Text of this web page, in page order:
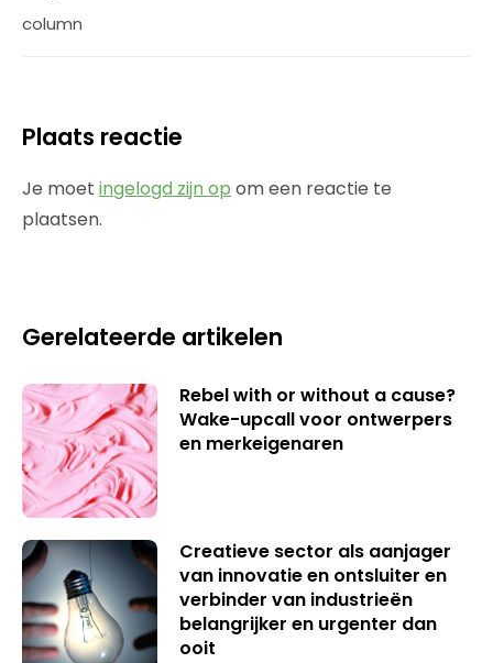
column
Plaats reactie
Je moet ingelogd zijn op om een reactie te
plaatsen.
Gerelateerde artikelen
Rebel with or without a cause?
Wake-upcall voor ontwerpers
en merkeigenaren
Creatieve sector als aanjager
van innovatie en ontsluiter en
verbinder van industrieën
belangrijker en urgenter dan
ooit